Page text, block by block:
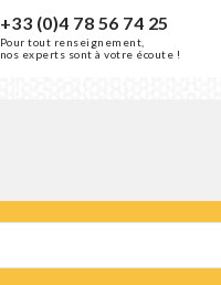
+33 (0)4 78 56 74 25
Pour tout renseignement,
nos experts sont à votre écoute !